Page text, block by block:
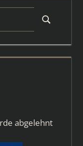
Suchen
abgelehnt